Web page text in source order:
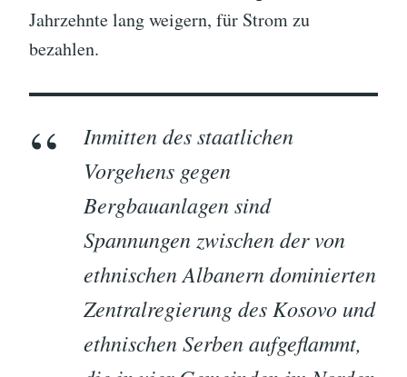
Jahrzehnte lang weigern, für Strom zu
bezahlen.
Inmitten des staatlichen
Vorgehens gegen
Bergbauanlagen sind
Spannungen zwischen der von
ethnischen Albanern dominierten
Zentralregierung des Kosovo und
ethnischen Serben aufgeflammt,